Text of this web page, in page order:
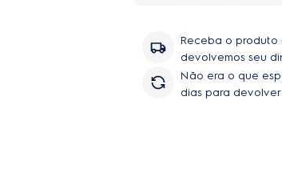
Receba o produto
devolvemos seu
Não era o que
dias para devolver